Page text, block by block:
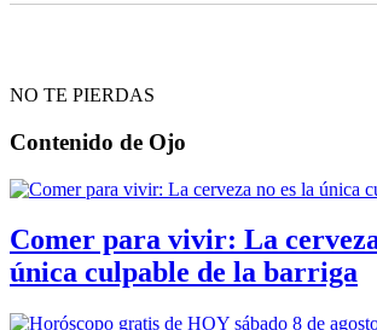
NO TE PIERDAS
Contenido de Ojo
Comer para vivir: La
única culpable de la barriga